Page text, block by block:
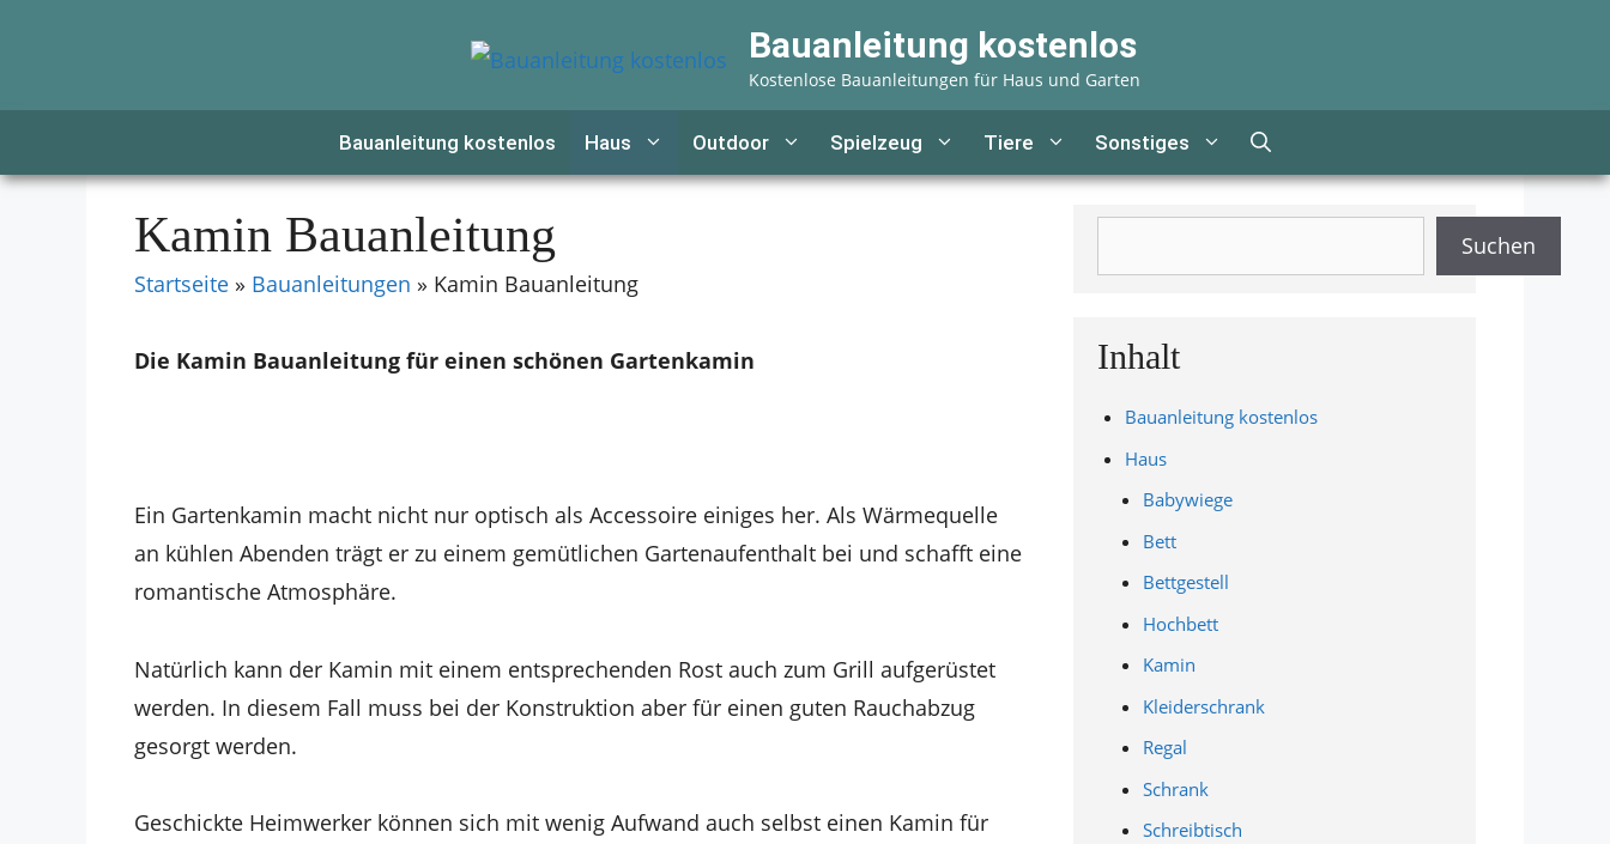
Bauanleitung kostenlos
Kostenlose Bauanleitungen für Haus und Garten
Bauanleitung kostenlos Haus Outdoor Spielzeug Tiere Sonstiges
Kamin Bauanleitung
Startseite » Bauanleitungen » Kamin Bauanleitung
Die Kamin Bauanleitung für einen schönen Gartenkamin
Ein Gartenkamin macht nicht nur optisch als Accessoire einiges her. Als Wärmequelle
an kühlen Abenden trägt er zu einem gemütlichen Gartenaufenthalt bei und schafft eine
romantische Atmosphäre.
Natürlich kann der Kamin mit einem entsprechenden Rost auch zum Grill aufgerüstet
werden. In diesem Fall muss bei der Konstruktion aber für einen guten Rauchabzug
gesorgt werden.
Geschickte Heimwerker können sich mit wenig Aufwand auch selbst einen Kamin für
Suchen
Inhalt
Bauanleitung kostenlos
Haus
Babywiege
Bett
Bettgestell
Hochbett
Kamin
Kleiderschrank
Regal
Schrank
Schreibtisch